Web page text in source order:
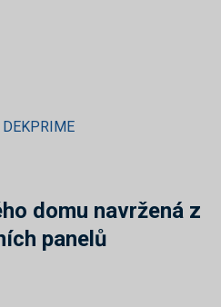
domu navržená z
panelů